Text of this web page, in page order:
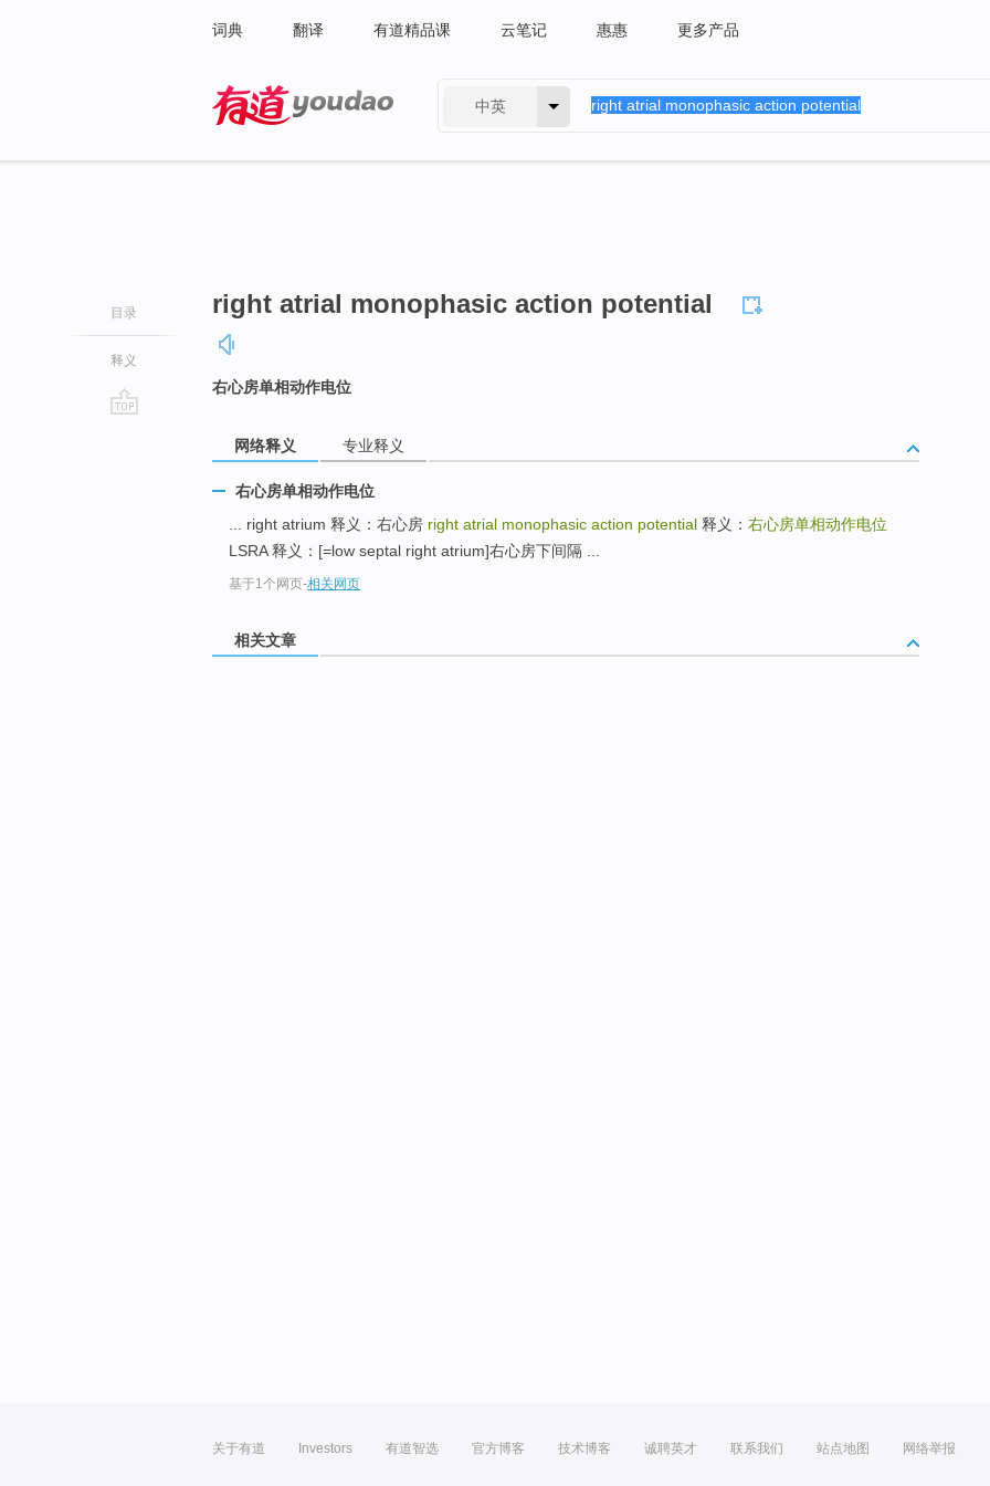
词典 翻译 有道精品课 云笔记 惠惠 更多产品
中英
目录
释义
right atrial monophasic action potential
右心房单相动作电位
网络释义 专业释义
右心房单相动作电位
... right atrium 释义：右心房 right atrial monophasic action potential 释义： 右心房单相动作电位
LSRA 释义：[=low septal right atrium]右心房下间隔 ...
基于1个网页-相关网页
相关文章
关于有道 Investors 有道智选 官方博客 技术博客 诚聘英才 联系我们 站点地图 网络举报